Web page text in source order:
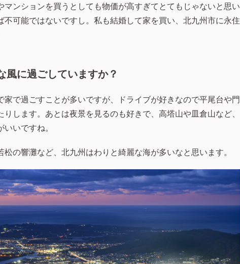
マンションを買うとしても物価が高すぎてとてもじゃないと思い
不可能ではないですし。私も結婚して家を買い、北九州市に永住
風に過ごしていますか？
家で過ごすことが多いですが、ドライブが好きなので平尾台や門
します。あとは夜景を見るのも好きで、高塔山や皿倉山など、
いですね。
の響灘など、北九州はわりと綺麗な海が多いなと思います。